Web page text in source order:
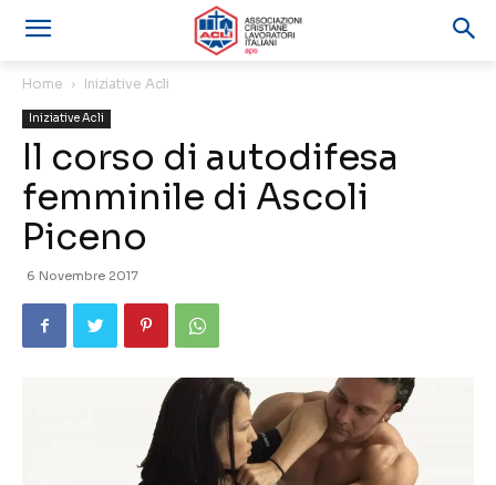
Home Iniziative Acli
Iniziative Acli
Il corso di autodifesa
femminile di Ascoli
Piceno
6 Novembre 2017